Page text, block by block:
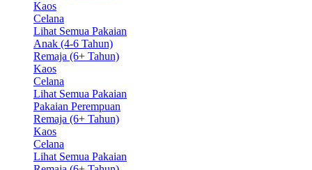
Kaos
Celana
Lihat Semua Pakaian
Anak (4-6 Tahun)
Remaja (6+ Tahun)
Kaos
Celana
Lihat Semua Pakaian
Pakaian Perempuan
Remaja (6+ Tahun)
Kaos
Celana
Lihat Semua Pakaian